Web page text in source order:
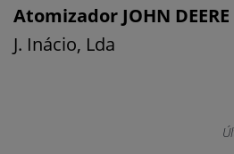
Atomizador JOHN
J. Inácio, Lda